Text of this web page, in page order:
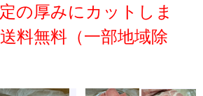
の厚みにカットしま
料無料（一部地域除